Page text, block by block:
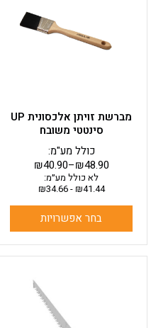
מברשת זויתן אלכסונית UP
סינטטי משובח
₪40.90–₪48.90
כולל מע"מ:
לא כולל מע״מ:
₪41.44
-
₪34.66
בחר אפשרויות
מספר
סוגים.
המוצר